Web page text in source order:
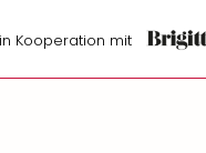
in Kooperation mit